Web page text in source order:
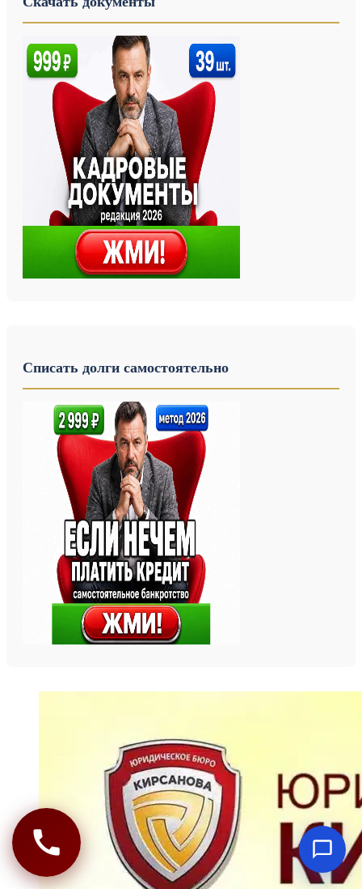
Списать долги самостоятельно